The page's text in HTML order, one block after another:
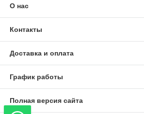
О нас
Контакты
Доставка и оплата
График работы
Полная версия сайта